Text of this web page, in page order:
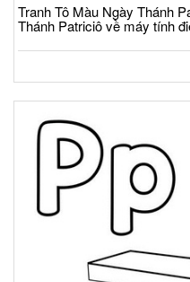
Tranh Tô Màu Ngày Thánh
Thánh Patriciô về máy tính